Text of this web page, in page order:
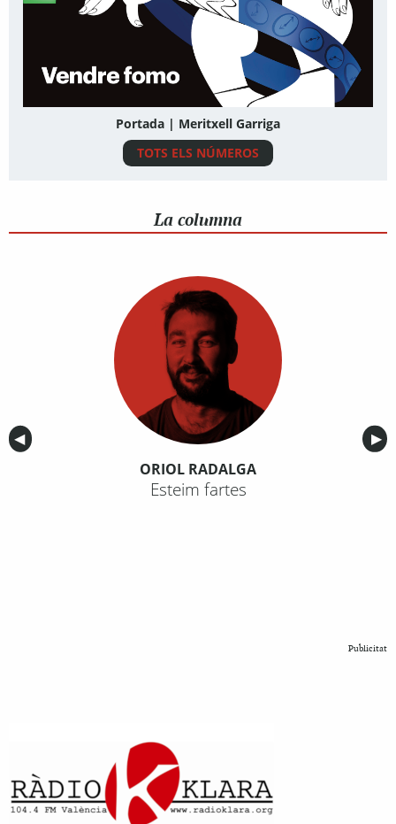
Portada | Meritxell Garriga
TOTS ELS NÚMEROS
La columna
Anterior
◀︎ ▶︎
ORIOL RADALGA
Esteim fartes
Publicitat